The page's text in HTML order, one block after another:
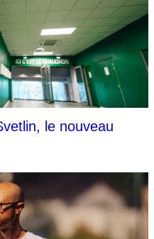
le nouveau